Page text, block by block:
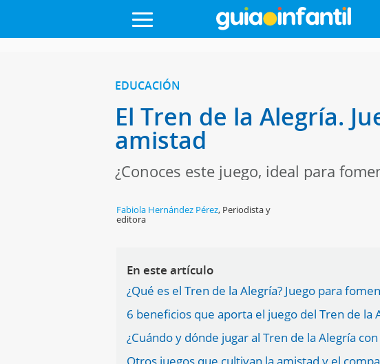
EDUCACIÓN
El Tren de la Alegría.
amistad
¿Conoces este juego, ideal para
Fabiola Hernández Pérez, Periodista y
editora
En este artículo
¿Qué es el Tren de la Alegría? Juego para
6 beneficios que aporta el juego del Tren de la
¿Cuándo y dónde jugar al Tren de la Alegría